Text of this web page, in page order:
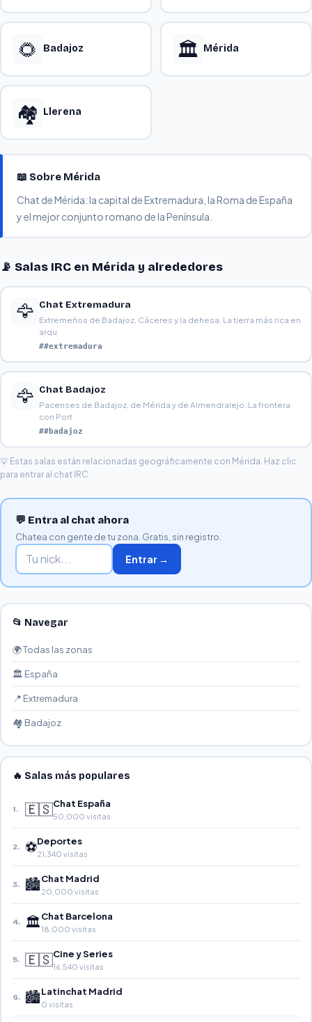
🌻 Badajoz 🏛️ Mérida
🏘️ Llerena
📖 Sobre Mérida
Chat de Mérida: la capital de Extremadura, la Roma de España
y el mejor conjunto romano de la Península.
📡 Salas IRC en Mérida y alrededores
🦅 Chat Extremadura
Extremeños de Badajoz, Cáceres y la dehesa. La tierra más rica en
arqu
##extremadura
🦅 Chat Badajoz
Pacenses de Badajoz, de Mérida y de Almendralejo. La frontera
con Port
##badajoz
💡 Estas salas están relacionadas geográficamente con Mérida. Haz clic
para entrar al chat IRC.
💬 Entra al chat ahora
Chatea con gente de tu zona. Gratis, sin registro.
Entrar →
📂 Navegar
🌍 Todas las zonas
🏛️ España
📍 Extremadura
🏘️ Badajoz
🔥 Salas más populares
1. 🇪🇸Chat España
50,000 visitas
2. ⚽Deportes
21,340 visitas
3. 🏙️Chat Madrid
20,000 visitas
4. 🏛️Chat Barcelona
18,000 visitas
5. 🇪🇸Cine y Series
16,540 visitas
6. 🏙️Latinchat Madrid
0 visitas